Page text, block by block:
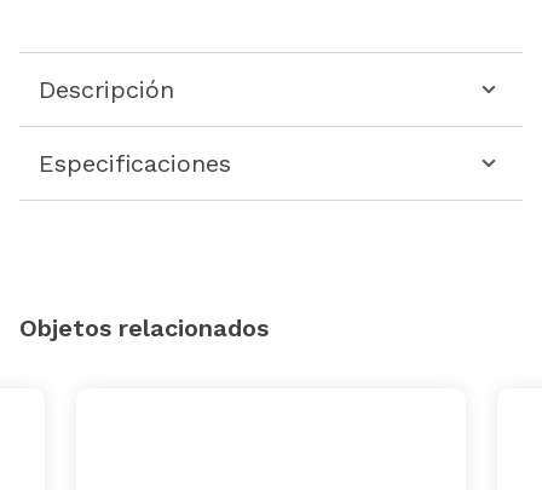
Descripción
Especificaciones
Objetos relacionados